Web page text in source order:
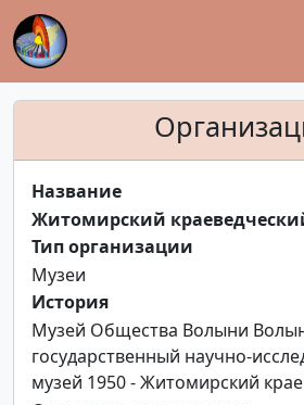
Название
Житомирский
Тип организации
Музеи
История
Музей Общества Волыни
государственный научно-
музей 1950 - Житомирский